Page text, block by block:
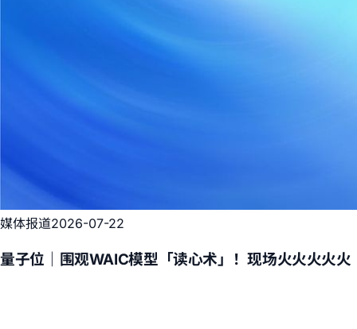
媒体报道2026-07-22
量子位｜围观WAIC模型「读心术」！现场火火火火火